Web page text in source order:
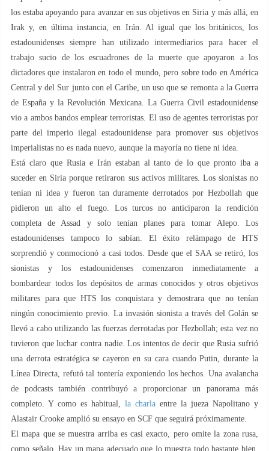
los estaba apoyando para avanzar en sus objetivos en Siria y más allá, en
Irak y, en última instancia, en Irán. Al igual que los británicos, los
estadounidenses siempre han utilizado intermediarios para hacer el
trabajo sucio de los escuadrones de la muerte que apoyaron a los
dictadores que instalaron en todo el mundo, pero sobre todo en América
Central y del Sur junto con el Caribe, un uso que se remonta a la Guerra
de España y la Revolución Mexicana. La Guerra Civil estadounidense
vio a ambos bandos emplear terroristas. El uso de agentes terroristas por
parte del imperio ilegal estadounidense para promover sus objetivos
imperialistas no es nada nuevo, aunque la mayoría no tiene ni idea.
Está claro que Rusia e Irán estaban al tanto de lo que pronto iba a
suceder en Siria porque retiraron sus activos militares. Los sionistas no
tenían ni idea y fueron tan duramente derrotados por Hezbollah que
pidieron un alto el fuego. Los turcos no anticiparon la rendición
completa de Assad y solo tenían planes para tomar Alepo. Los
estadounidenses tampoco lo sabían. El éxito relámpago de HTS
sorprendió y conmocionó a casi todos. Desde que el SAA se retiró, los
sionistas y los estadounidenses comenzaron inmediatamente a
bombardear todos los depósitos de armas conocidos y otros objetivos
militares para que HTS los conquistara y demostrara que no tenían
ningún conocimiento previo. La invasión sionista a través del Golán se
llevó a cabo utilizando las fuerzas derrotadas por Hezbollah; esta vez no
tuvieron que luchar contra nadie. Los intentos de decir que Rusia sufrió
una derrota estratégica se cayeron en su cara cuando Putin, durante la
Línea Directa, refutó tal tontería exponiendo los hechos. Una avalancha
de podcasts también contribuyó a proporcionar un panorama más
completo. Y como es habitual, la charla entre la jueza Napolitano y
Alastair Crooke amplió su ensayo en SCF que seguirá próximamente.
El mapa que se muestra arriba es casi exacto, pero omite la zona rusa,
como señalo. Hay un mapa adecuado que lo muestra todo bastante bien,